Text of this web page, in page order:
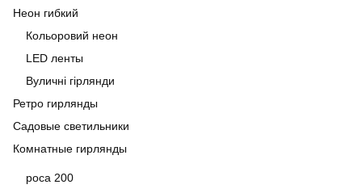
Неон гибкий
Кольоровий неон
LED ленты
Вуличні гірлянди
Ретро гирлянды
Садовые светильники
Комнатные гирлянды
роса 200